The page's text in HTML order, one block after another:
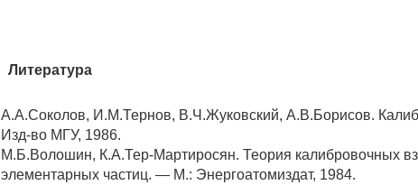
Литература
А.А.Соколов, И.М.Тернов, В.Ч.Жуковский, А.В.Борисов.
Изд-во МГУ, 1986.
М.Б.Волошин, К.А.Тер-Мартиросян. Теория калибровочных
элементарных частиц. — М.: Энергоатомиздат, 1984.